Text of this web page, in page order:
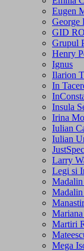
Eugen
George
GID
Grupul
Henry
Ignus
Ilarion
In
Insula
Irina
Iulian
Iulian
Larry
Legi si
Madalin
Madalin
Martiri
Mega